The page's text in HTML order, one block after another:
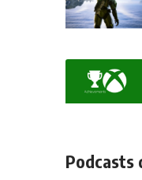
Podcasts